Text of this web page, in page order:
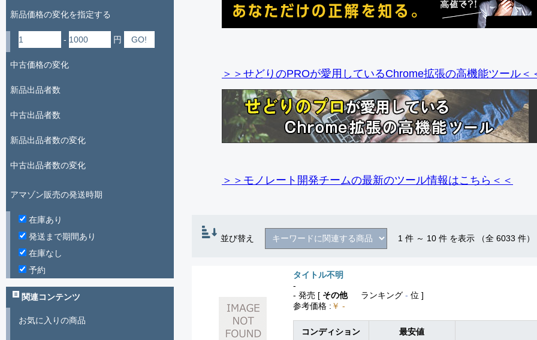
＞＞せどりのPROが愛用しているChrome拡張の高機能ツール＜
＞＞モノレート開発チームの最新のツール情報はこちら＜＜
並び替え 1 件 ～ 10 件 を表示 （全 6033 件）
タイトル不明
-
- 発売 [ その他 ランキング - 位 ]
参考価格 : ￥ -
コンディション 最安値
新品価格の変化を指定する
- 円
中古価格の変化
新品出品者数
中古出品者数
新品出品者数の変化
中古出品者数の変化
アマゾン販売の発送時期
在庫あり
発送まで期間あり
在庫なし
予約
関連コンテンツ
お気に入りの商品